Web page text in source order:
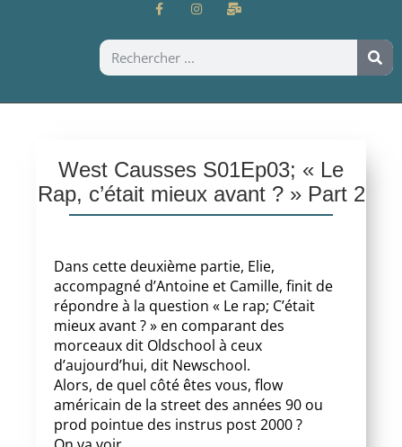
West Causses S01Ep03; « Le
Rap, c’était mieux avant ? » Part 2
Dans cette deuxième partie, Elie,
accompagné d’Antoine et Camille, finit de
répondre à la question « Le rap; C’était
mieux avant ? » en comparant des
morceaux dit Oldschool à ceux
d’aujourd’hui, dit Newschool.
Alors, de quel côté êtes vous, flow
américain de la street des années 90 ou
prod pointue des instrus post 2000 ?